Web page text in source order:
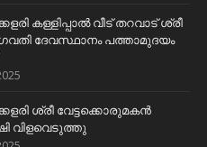
കള്ളിപ്പാൽ വീട് തറവാട് ശ്രീ
ദേവസ്ഥാനം പത്താമുദയം
ശ്രീ വേട്ടക്കൊരുമകൻ
വിളവെടുത്തു